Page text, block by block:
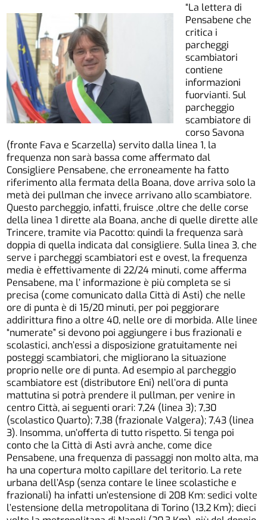
“La lettera di
Pensabene che
critica i
parcheggi
scambiatori
contiene
informazioni
fuorvianti. Sul
parcheggio
scambiatore di
corso Savona
(fronte Fava e Scarzella) servito dalla linea 1, la
frequenza non sarà bassa come affermato dal
Consigliere Pensabene, che erroneamente ha fatto
riferimento alla fermata della Boana, dove arriva solo la
metà dei pullman che invece arrivano allo scambiatore.
Questo parcheggio, infatti, fruisce ,oltre che delle corse
della linea 1 dirette ala Boana, anche di quelle dirette alle
Trincere, tramite via Pacotto: quindi la frequenza sarà
doppia di quella indicata dal consigliere. Sulla linea 3, che
serve i parcheggi scambiatori est e ovest, la frequenza
media è effettivamente di 22/24 minuti, come afferma
Pensabene, ma l’ informazione è più completa se si
precisa (come comunicato dalla Città di Asti) che nelle
ore di punta è di 15/20 minuti, per poi peggiorare
addirittura fino a oltre 40, nelle ore di morbida. Alle linee
“numerate” si devono poi aggiungere i bus frazionali e
scolastici, anch’essi a disposizione gratuitamente nei
posteggi scambiatori, che migliorano la situazione
proprio nelle ore di punta. Ad esempio al parcheggio
scambiatore est (distributore Eni) nell’ora di punta
mattutina si potrà prendere il pullman, per venire in
centro Città, ai seguenti orari: 7,24 (linea 3); 7,30
(scolastico Quarto); 7,38 (frazionale Valgera); 7,43 (linea
3). Insomma, un’offerta di tutto rispetto. Si tenga poi
conto che la Città di Asti avrà anche, come dice
Pensabene, una frequenza di passaggi non molto alta, ma
ha una copertura molto capillare del teritorio. La rete
urbana dell’Asp (senza contare le linee scolastiche e
frazionali) ha infatti un’estensione di 208 Km: sedici volte
l’estensione della metropolitana di Torino (13,2 Km); dieci